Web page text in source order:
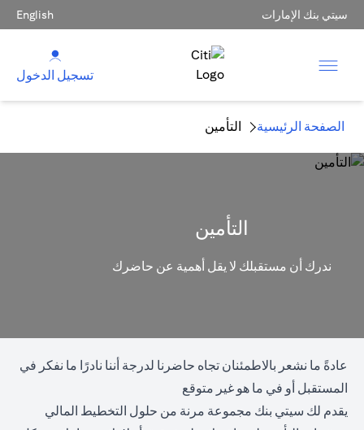
سيتي بنك الإمارات English
تسجيل الدخول
الصفحة الرئيسية التأمين
التأمين
ندرك أن مستقبلك لا يقل أهمية عن حاضرك
عادةً ما نشعر بالاطمئنان تجاه حاضرنا لدرجة أننا نادرًا ما نفكر في
المستقبل أو في ما هو غير متوقع
يقدم لك سيتي بنك مجموعة مرنة من حلول التخطيط المالي